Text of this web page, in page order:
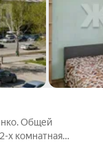
Общей
х комнатная